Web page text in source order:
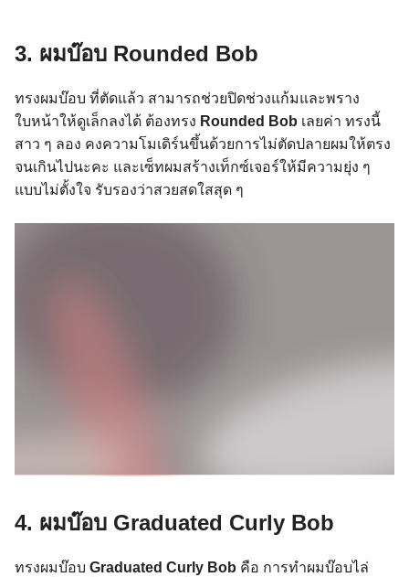
3. ผมบ๊อบ Rounded Bob
ทรงผมบ๊อบ ที่ตัดแล้ว สามารถช่วยปิดช่วงแก้มและพราง
ใบหน้าให้ดูเล็กลงได้ ต้องทรง Rounded Bob เลยค่า ทรงนี้
สาว ๆ ลอง คงความโมเดิร์นขึ้นด้วยการไม่ตัดปลายผมให้ตรง
จนเกินไปนะคะ และเซ็ทผมสร้างเท็กซ์เจอร์ให้มีความยุ่ง ๆ
แบบไม่ตั้งใจ รับรองว่าสวยสดใสสุด ๆ
4. ผมบ๊อบ Graduated Curly Bob
ทรงผมบ๊อบ Graduated Curly Bob คือ การทำผมบ๊อบไล่